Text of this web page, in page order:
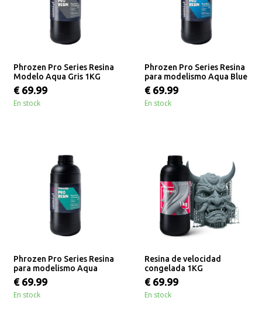
Phrozen Pro Series Resina
Modelo Aqua Gris 1KG
€ 69.99
En stock
Phrozen Pro Series Resina
para modelismo Aqua Blue
1KG
€ 69.99
En stock
Phrozen Pro Series Resina
para modelismo Aqua
Green 1KG
€ 69.99
En stock
Resina de velocidad
congelada 1KG
€ 69.99
En stock